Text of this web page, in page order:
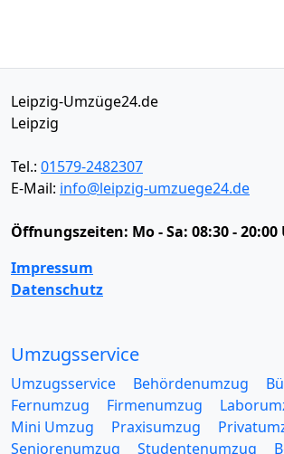
Leipzig-Umzüge24.de
Leipzig
Tel.: 01579-2482307
E-Mail: info@leipzig-umzuege24.de
Öffnungszeiten: Mo - Sa: 08:30 -
Impressum
Datenschutz
Umzugsservice
Umzugsservice Behördenumzug
Fernumzug
Firmenumzug
Mini Umzug
Praxisumzug
Seniorenumzug
Studentenumzug